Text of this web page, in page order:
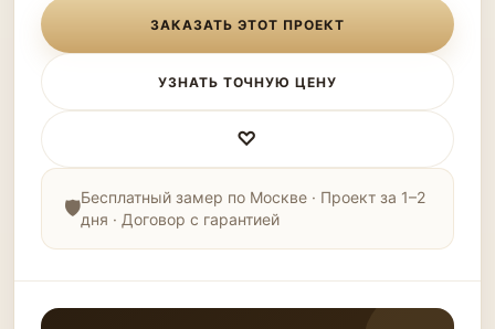
ЗАКАЗАТЬ ЭТОТ ПРОЕКТ
УЗНАТЬ ТОЧНУЮ ЦЕНУ
♡
Бесплатный замер по Москве · Проект за 1–2
дня · Договор с гарантией